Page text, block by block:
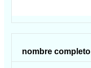
nombre completo